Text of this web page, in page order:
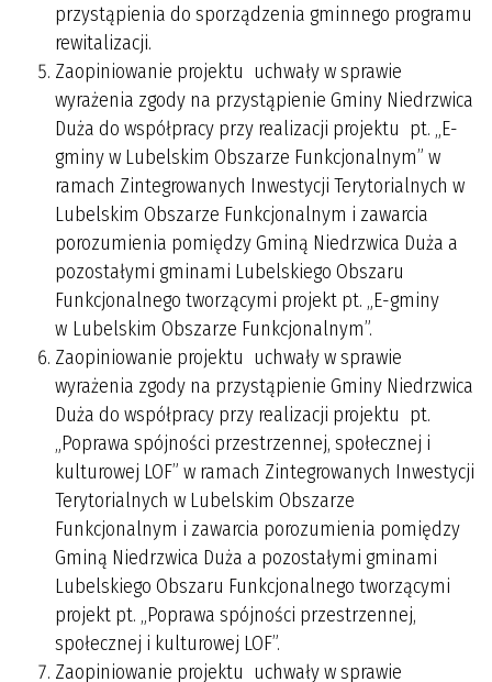
przystąpienia do sporządzenia gminnego programu
rewitalizacji.
Zaopiniowanie projektu uchwały w sprawie
wyrażenia zgody na przystąpienie Gminy Niedrzwica
Duża do współpracy przy realizacji projektu pt. „E-
gminy w Lubelskim Obszarze Funkcjonalnym” w
ramach Zintegrowanych Inwestycji Terytorialnych w
Lubelskim Obszarze Funkcjonalnym i zawarcia
porozumienia pomiędzy Gminą Niedrzwica Duża a
pozostałymi gminami Lubelskiego Obszaru
Funkcjonalnego tworzącymi projekt pt. „E-gminy
w Lubelskim Obszarze Funkcjonalnym”.
Zaopiniowanie projektu uchwały w sprawie
wyrażenia zgody na przystąpienie Gminy Niedrzwica
Duża do współpracy przy realizacji projektu pt.
„Poprawa spójności przestrzennej, społecznej i
kulturowej LOF” w ramach Zintegrowanych Inwestycji
Terytorialnych w Lubelskim Obszarze
Funkcjonalnym i zawarcia porozumienia pomiędzy
Gminą Niedrzwica Duża a pozostałymi gminami
Lubelskiego Obszaru Funkcjonalnego tworzącymi
projekt pt. „Poprawa spójności przestrzennej,
społecznej i kulturowej LOF”.
Zaopiniowanie projektu uchwały w sprawie